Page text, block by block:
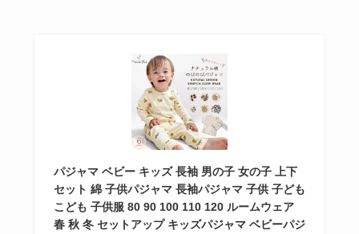
パジャマ ベビー キッズ 長袖 男の子 女の子 上下
セット 綿 子供パジャマ 長袖パジャマ 子供 子ども
こども 子供服 80 90 100 110 120 ルームウェア
春 秋 冬 セットアップ キッズパジャマ ベビーパジ